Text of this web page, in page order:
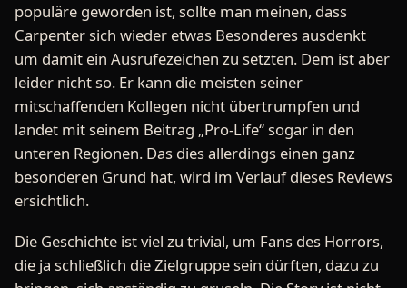
populäre geworden ist, sollte man meinen, dass
Carpenter sich wieder etwas Besonderes ausdenkt
um damit ein Ausrufezeichen zu setzten. Dem ist aber
leider nicht so. Er kann die meisten seiner
mitschaffenden Kollegen nicht übertrumpfen und
landet mit seinem Beitrag „Pro-Life“ sogar in den
unteren Regionen. Das dies allerdings einen ganz
besonderen Grund hat, wird im Verlauf dieses Reviews
ersichtlich.
Die Geschichte ist viel zu trivial, um Fans des Horrors,
die ja schließlich die Zielgruppe sein dürften, dazu zu